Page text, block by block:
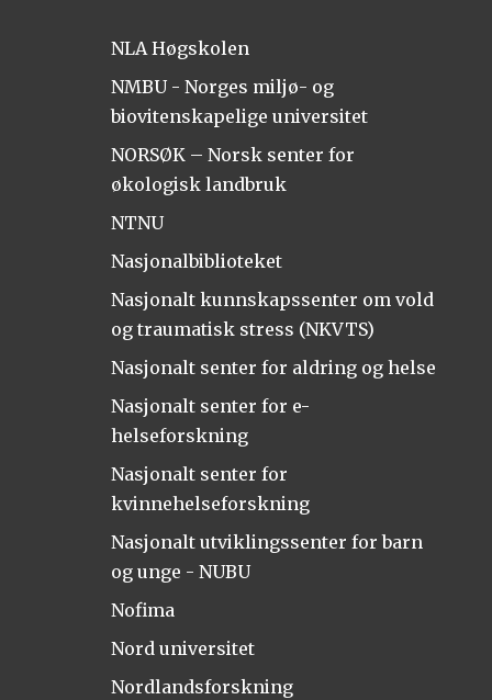
NLA Høgskolen
NMBU - Norges miljø- og
biovitenskapelige universitet
NORSØK – Norsk senter for
økologisk landbruk
NTNU
Nasjonalbiblioteket
Nasjonalt kunnskapssenter om vold
og traumatisk stress (NKVTS)
Nasjonalt senter for aldring og helse
Nasjonalt senter for e-
helseforskning
Nasjonalt senter for
kvinnehelseforskning
Nasjonalt utviklingssenter for barn
og unge - NUBU
Nofima
Nord universitet
Nordlandsforskning